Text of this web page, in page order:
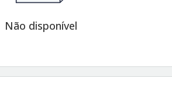
Não disponível